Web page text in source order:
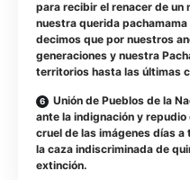
para recibir el renacer de un
nuestra querida
decimos que por nuestros
generaciones y nuestra
territorios hasta las últimas
Unión de Pueblos de la
ante la indignación y
cruel de las imágenes días
la caza indiscriminada de
extinción.